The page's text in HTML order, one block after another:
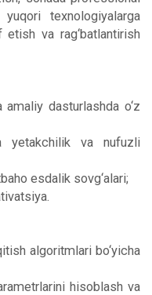
texnologiyalarga
va rag‘batlantirish
dasturlashda o‘z
va nufuzli
esdalik sovg‘alari;
algoritmlari bo‘yicha
hisoblash va